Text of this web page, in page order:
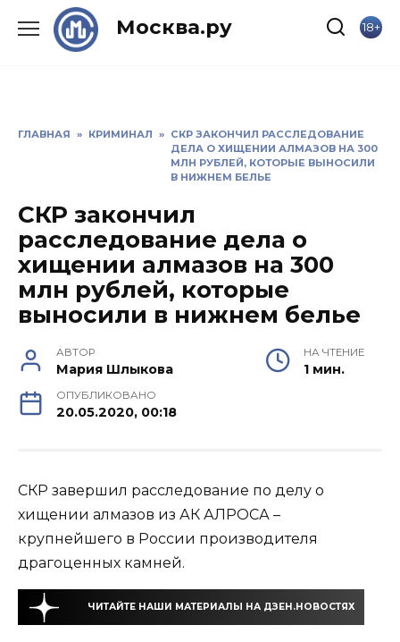
Москва.ру 18+
ГЛАВНАЯ » КРИМИНАЛ » СКР ЗАКОНЧИЛ РАССЛЕДОВАНИЕ
ДЕЛА О ХИЩЕНИИ АЛМАЗОВ НА 300
МЛН РУБЛЕЙ, КОТОРЫЕ ВЫНОСИЛИ
В НИЖНЕМ БЕЛЬЕ
СКР закончил
расследование дела о
хищении алмазов на 300
млн рублей, которые
выносили в нижнем белье
АВТОР
Мария Шлыкова
НА ЧТЕНИЕ
1 мин.
ОПУБЛИКОВАНО
20.05.2020, 00:18
СКР завершил расследование по делу о
хищении алмазов из АК АЛРОСА –
крупнейшего в России производителя
драгоценных камней.
ЧИТАЙТЕ НАШИ МАТЕРИАЛЫ НА ДЗЕН.НОВОСТЯХ